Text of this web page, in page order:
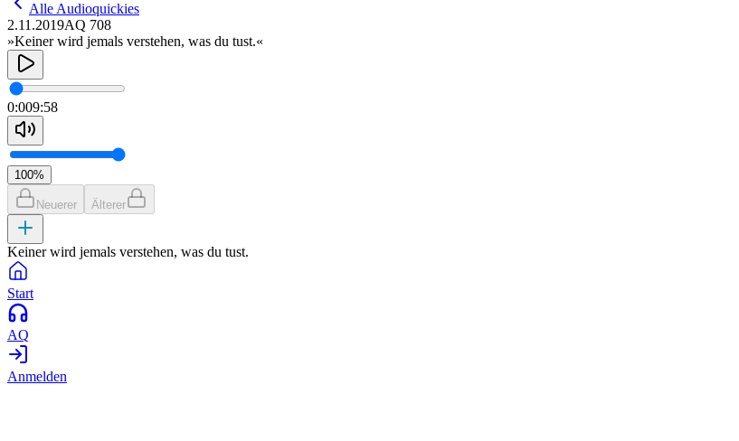
Alle Audioquickies
2.11.2019AQ 708
»Keiner wird jemals verstehen, was du tust.«
0:009:58
100%
Neuerer Älterer
Keiner wird jemals verstehen, was du tust.
Start
AQ
Anmelden